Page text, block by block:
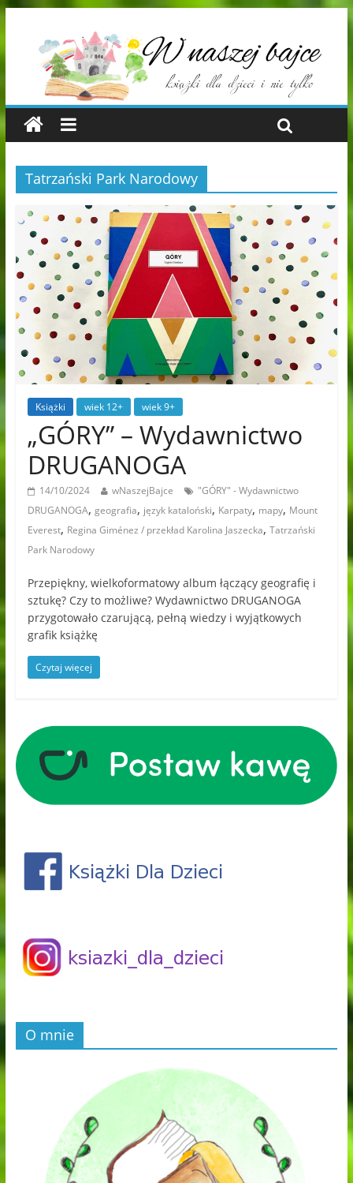
Tatrzański Park Narodowy
Książki wiek 12+ wiek 9+
„GÓRY” – Wydawnictwo
DRUGANOGA
14/10/2024 wNaszejBajce
"GÓRY" - Wydawnictwo
DRUGANOGA, geografia, język kataloński, Karpaty, mapy, Mount
Everest, Regina Giménez / przekład Karolina Jaszecka, Tatrzański
Park Narodowy
Przepiękny, wielkoformatowy album łączący geografię i
sztukę? Czy to możliwe? Wydawnictwo DRUGANOGA
przygotowało czarującą, pełną wiedzy i wyjątkowych
grafik książkę
Czytaj więcej
O mnie